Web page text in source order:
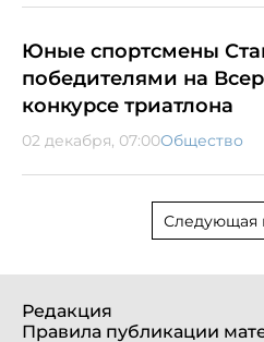
Юные спортсмены
победителями на
конкурсе триатлона
02 декабря, 07:00Общество
Следующая
Редакция
Правила публикации